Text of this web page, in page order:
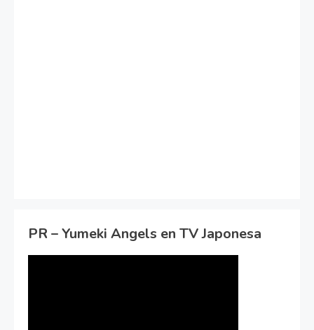
PR – Yumeki Angels en TV Japonesa